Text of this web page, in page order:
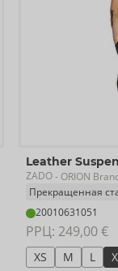
Leather
ZADO- ORION
Прекращенная
20010631051
РРЦ: 249,00 €
XS M L